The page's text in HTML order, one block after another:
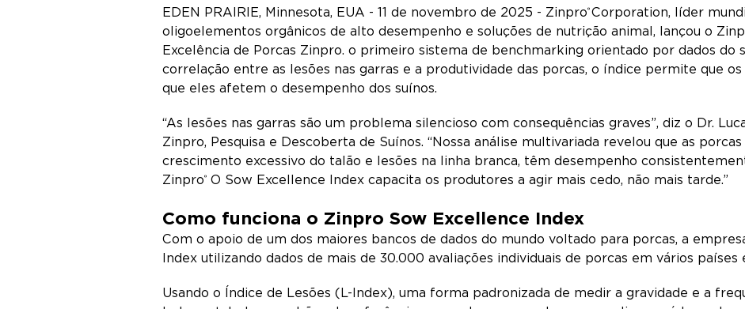
EDEN PRAIRIE, Minnesota, EUA - 11 de novembro de 2025 - Zinpro® Corporation, líder
oligoelementos orgânicos de alto desempenho e soluções de nutrição animal, lançou o
Excelência de Porcas Zinpro. o primeiro sistema de benchmarking orientado por dados do
correlação entre as lesões nas garras e a produtividade das porcas, o índice permite que
que eles afetem o desempenho dos suínos.
“As lesões nas garras são um problema silencioso com consequências graves”, diz o Dr.
Zinpro, Pesquisa e Descoberta de Suínos. “Nossa análise multivariada revelou que as
crescimento excessivo do talão e lesões na linha branca, têm desempenho
Zinpro® O Sow Excellence Index capacita os produtores a agir mais cedo, não mais tarde.”
Como funciona o Zinpro Sow Excellence Index
Com o apoio de um dos maiores bancos de dados do mundo voltado para porcas, a
Index utilizando dados de mais de 30.000 avaliações individuais de porcas em vários países
Usando o Índice de Lesões (L-Index), uma forma padronizada de medir a gravidade e a